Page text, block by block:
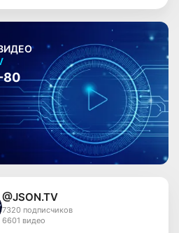
80
@JSON.TV
7320 подписчиков
6601 видео